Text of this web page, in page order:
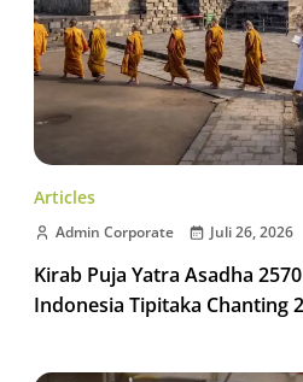
Articles
Admin Corporate Juli 26, 2026
Kirab Puja Yatra Asadha
Indonesia Tipitaka Chanting